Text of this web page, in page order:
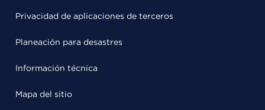
Privacidad de aplicaciones de terceros
Planeación para desastres
Información técnica
Mapa del sitio